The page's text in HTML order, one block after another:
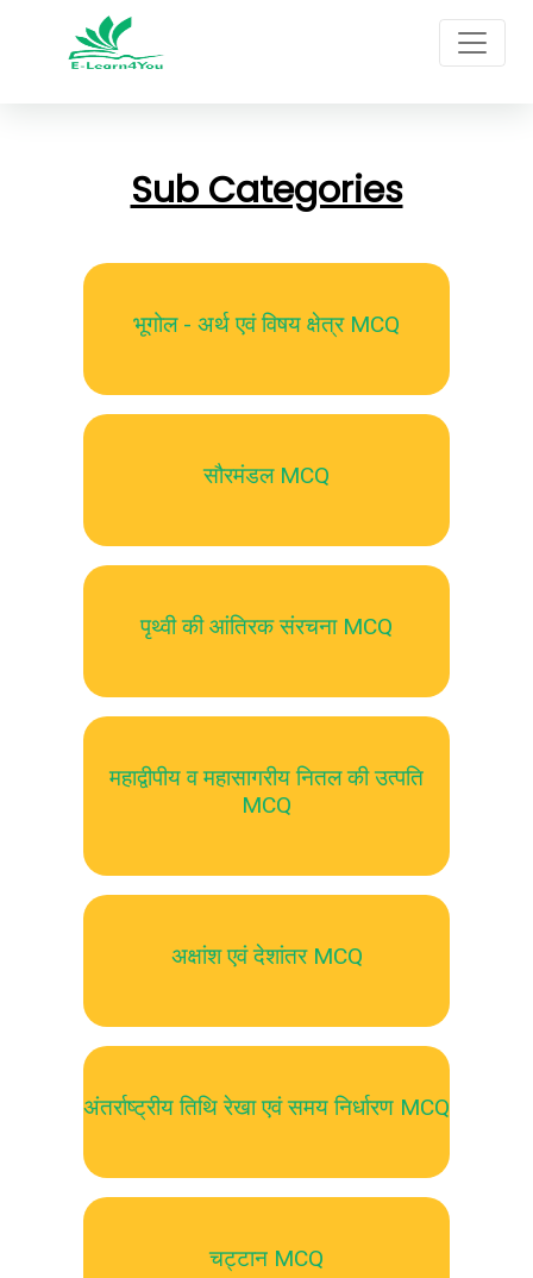
Sub Categories
भूगोल - अर्थ एवं विषय क्षेत्र MCQ
सौरमंडल MCQ
पृथ्वी की आंतिरक संरचना MCQ
महाद्वीपीय व महासागरीय नितल की उत्पति
MCQ
अक्षांश एवं देशांतर MCQ
अंतर्राष्ट्रीय तिथि रेखा एवं समय निर्धारण MCQ
चट्टान MCQ